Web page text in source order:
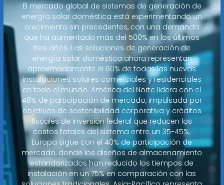
El mercado global de sistemas de generación de
energía solar doméstica está experimentando un
crecimiento sin precedentes, con una demanda
que ha aumentado más del 500% en los últimos
tres años. Las soluciones de generación de
energía solar doméstica ahora representan
aproximadamente el 60% de todas las nuevas
instalaciones solares comerciales y residenciales
en todo el mundo. América del Norte lidera con el
48% de participación de mercado, impulsada por
objetivos de sostenibilidad corporativa y créditos
fiscales de inversión federal que reducen los
costos totales del sistema entre un 35-45%.
Europa sigue con el 40% de participación de
mercado, donde los diseños de almacenamiento
estandarizados han reducido los tiempos de
instalación en un 75% en comparación con las